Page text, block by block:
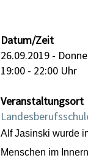
Datum/Zeit
26.09.2019 -
19:00 - 22:00 Uhr
Veranstaltungsort
Alf Jasinski wurde
Menschen im